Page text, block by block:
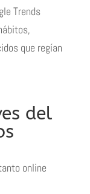
Trends
que regían
del
online